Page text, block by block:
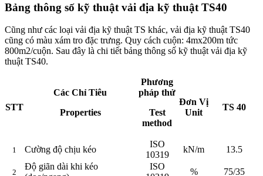
Bảng thông số kỹ thuật vải địa kỹ thuật TS40
Cũng như các loại vải địa kỹ thuật TS khác, vải địa kỹ thuật TS40
cũng có màu xám tro đặc trưng. Quy cách cuộn: 4mx200m tức
800m2/cuộn. Sau đây là chi tiết bảng thông số kỹ thuật vải địa kỹ
thuật TS40.
STT
Các Chỉ Tiêu
Properties
Phương
pháp thử
Test
method
Đơn Vị
Unit
TS 40
1 Cường độ chịu kéo
ISO
10319
kN/m 13.5
2
Độ giãn dài khi kéo
ISO
% 75/35